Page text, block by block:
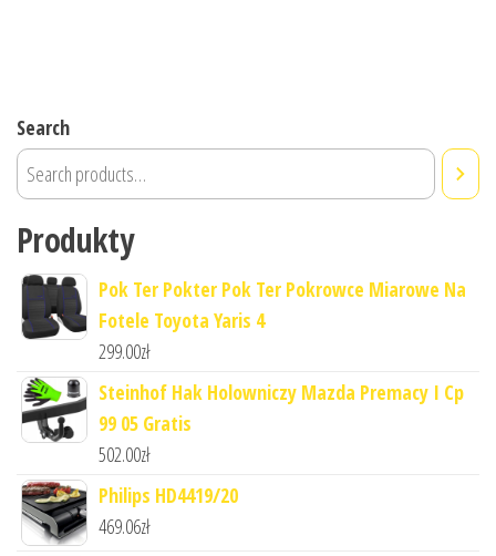
Search
Produkty
Pok Ter Pokter Pok Ter Pokrowce Miarowe Na
Fotele Toyota Yaris 4
299.00zł
Steinhof Hak Holowniczy Mazda Premacy I Cp
99 05 Gratis
502.00zł
Philips HD4419/20
469.06zł